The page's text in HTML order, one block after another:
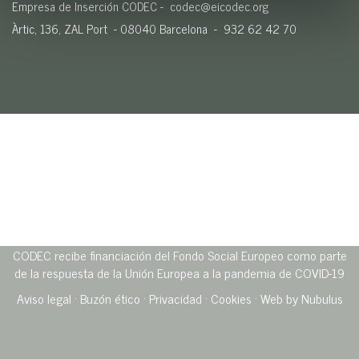
Empresa de Inserción CODEC - codec@eicodec.org
Àrtic, 136, ZAL Port - 08040 Barcelona - 932 62 42 70
CODEC recibe financiación del Fondo Social Europeo como parte
de la respuesta de la Unión Europea a la pandemia de COVID-19
Aviso legal · ​ Buzón ético · Privacidad · Cookies ·Web by Nubulus